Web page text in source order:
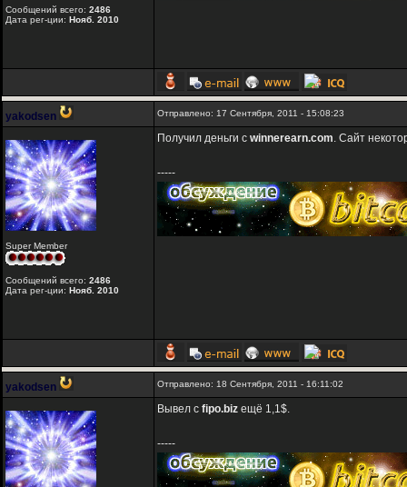
Сообщений всего: 2486
Дата рег-ции: Нояб. 2010
yakodsen Отправлено: 17 Сентября, 2011 - 15:08:23
Super Member
Сообщений всего: 2486
Дата рег-ции: Нояб. 2010
Получил деньги с winnerearn.com. Сайт
-----
yakodsen Отправлено: 18 Сентября, 2011 - 16:11:02
Вывел с fipo.biz ещё 1,1$.
-----